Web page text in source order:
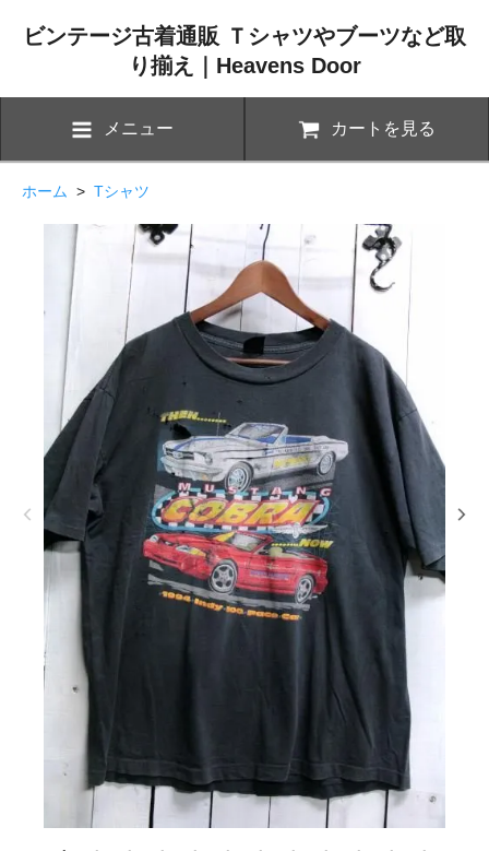
ビンテージ古着通販 Ｔシャツやブーツなど取
り揃え｜Heavens Door
メニュー カートを見る
ホーム > Tシャツ